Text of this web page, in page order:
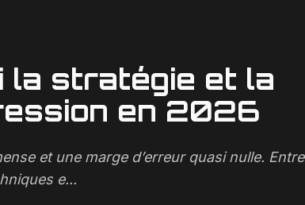
la stratégie et la
en 2026
et une marge d’erreur quasi nulle. Entre
e...